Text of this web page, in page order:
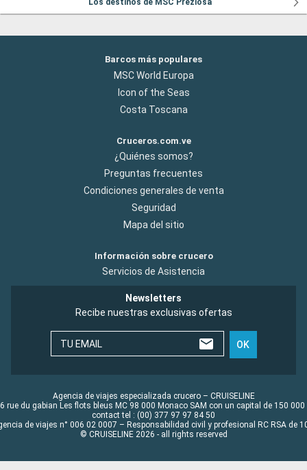
Los destinos de MSC Preziosa
Barcos más populares
MSC World Europa
Icon of the Seas
Costa Toscana
Cruceros.com.ve
¿Quiénes somos?
Preguntas frecuentes
Condiciones generales de venta
Seguridad
Mapa del sitio
Información sobre crucero
Servicios de Asistencia
Newsletters
Recibe nuestras exclusivas ofertas
TU EMAIL OK
Agencia de viajes especializada crucero – CRUISELINE
rue du gabian Les flots bleus MC 98 000 Monaco SAM con un capital de 150 000
contact tel : (00) 377 97 97 84 50
de viajes n° 006 02 0007 – Responsabilidad civil y profesional RC RSA de
© CRUISELINE 2026 - all rights reserved